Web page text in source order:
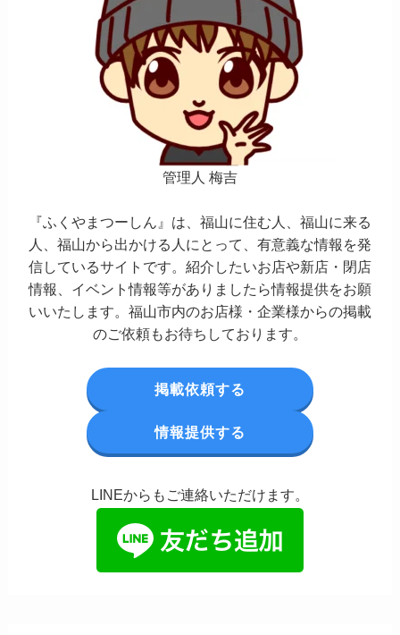
管理人 梅吉
『ふくやまつーしん』は、福山に住む人、福山に来る
人、福山から出かける人にとって、有意義な情報を発
信しているサイトです。紹介したいお店や新店・閉店
情報、イベント情報等がありましたら情報提供をお願
いいたします。福山市内のお店様・企業様からの掲載
のご依頼もお待ちしております。
掲載依頼する
情報提供する
LINEからもご連絡いただけます。